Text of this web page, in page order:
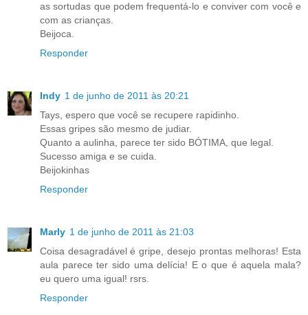
as sortudas que podem frequentá-lo e conviver com você e
com as crianças.
Beijoca.
Responder
Indy 1 de junho de 2011 às 20:21
Tays, espero que você se recupere rapidinho.
Essas gripes são mesmo de judiar.
Quanto a aulinha, parece ter sido BÓTIMA, que legal.
Sucesso amiga e se cuida.
Beijokinhas
Responder
Marly 1 de junho de 2011 às 21:03
Coisa desagradável é gripe, desejo prontas melhoras! Esta
aula parece ter sido uma delícia! E o que é aquela mala?
eu quero uma igual! rsrs.
Responder